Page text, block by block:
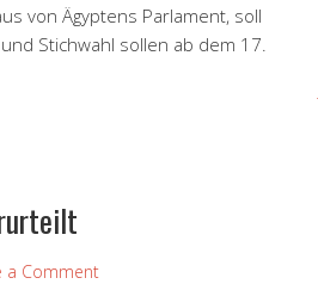
von Ägyptens Parlament, soll
Stichwahl sollen ab dem 17.
a Comment